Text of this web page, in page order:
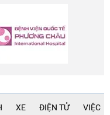
XE ĐIỆN TỬ VIỆC